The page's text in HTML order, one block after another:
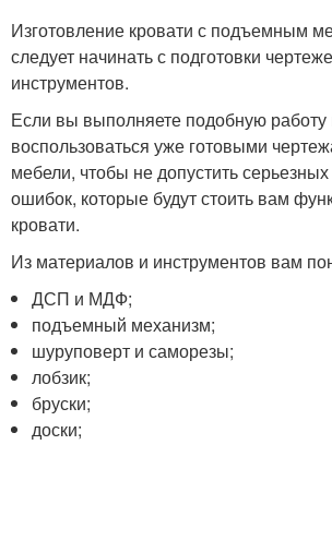
Изготовление кровати с подъемным
следует начинать с подготовки
инструментов.
Если вы выполняете подобную
воспользоваться уже готовыми
мебели, чтобы не допустить
ошибок, которые будут стоить вам
кровати.
Из материалов и инструментов вам
ДСП и МДФ;
подъемный механизм;
шуруповерт и саморезы;
лобзик;
бруски;
доски;